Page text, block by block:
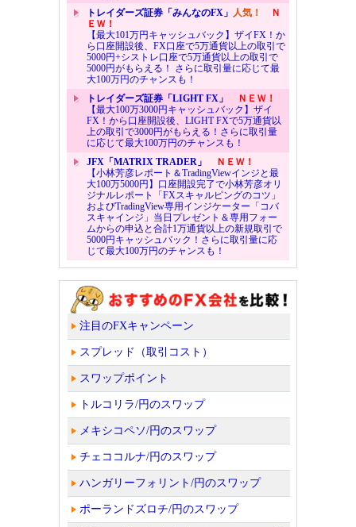
トレイダーズ証券「みんなのFX」 人気！
Ｎ
ＥＷ！
【最大101万円キャッシュバック】ザイFX！か
ら口座開設後、FX口座で5万通貨以上の取引で
5000円+シストレ口座で5万通貨以上の取引で
5000円がもらえる！ さらに取引量に応じて最
大100万円のチャンスも！
トレイダーズ証券「LIGHT FX」
ＮＥＷ！
【最大100万3000円キャッシュバック】ザイ
FX！から口座開設後、LIGHT FXで5万通貨以
上の取引で3000円がもらえる！さらに取引量
に応じて最大100万円のチャンスも！
JFX「MATRIX TRADER」
ＮＥＷ！
【小林芳彦レポート＆TradingViewインジと最
大100万5000円】口座開設完了で小林芳彦オリ
ジナルレポート「FXスキャルピングのコツ」
およびTradingView専用インジケーター「コバ
スキャインジ」当日プレゼント＆専用フォー
ムからの申込と合計1万通貨以上の新規取引で
5000円キャッシュバック！さらに取引量に応
じて最大100万円のチャンスも！
注目のFXキャンペーン
スプレッド（取引コスト）
スワップポイント
トルコリラ/円のスワップ
メキシコペソ/円のスワップ
チェココルナ/円のスワップ
ハンガリーフォリント/円のスワップ
ポーランドズロチ/円のスワップ